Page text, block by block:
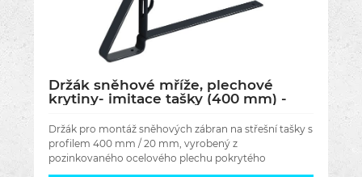
Držák sněhové mříže, plechové
krytiny- imitace tašky (400 mm) -
Držák pro montáž sněhových zábran na střešní tašky s
profilem 400 mm / 20 mm, vyrobený z
pozinkovaného ocelového plechu pokrytého
práškovým lakem. Určeno pro ploty o výšce 20